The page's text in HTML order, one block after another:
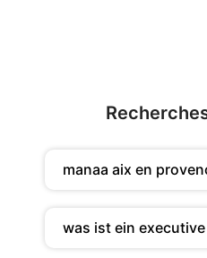
manaa aix en
was ist ein executive